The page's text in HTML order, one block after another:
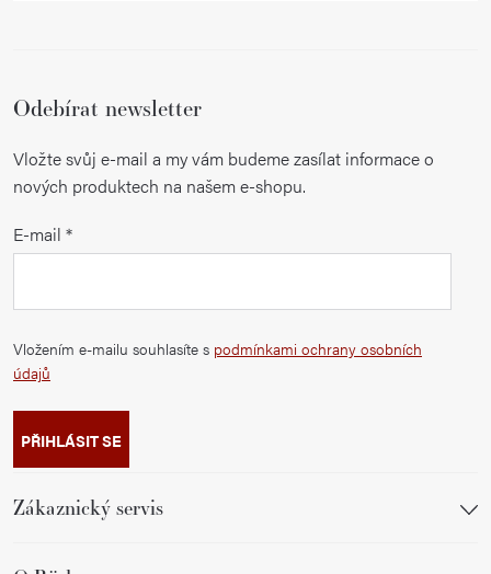
Odebírat newsletter
Vložte svůj e-mail a my vám budeme zasílat informace o
nových produktech na našem e-shopu.
E-mail
Vložením e-mailu souhlasíte s podmínkami ochrany osobních
údajů
PŘIHLÁSIT SE
Zákaznický servis